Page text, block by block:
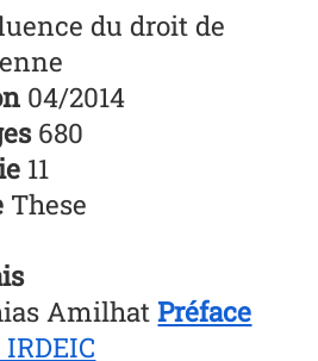
du droit de
04/2014
680
11
These
AmilhatPréface